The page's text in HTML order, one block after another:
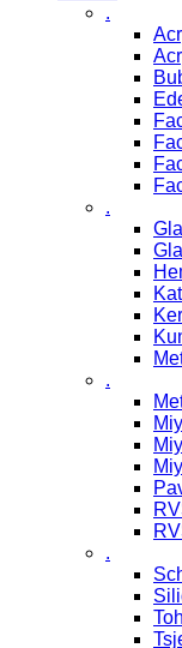
.
.
.
.